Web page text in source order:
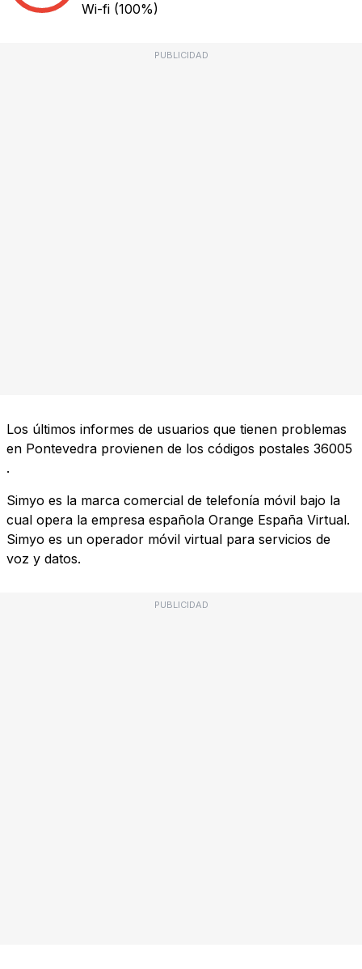
Wi-fi (100%)
PUBLICIDAD
Los últimos informes de usuarios que tienen problemas
en Pontevedra provienen de los códigos postales 36005
.
Simyo es la marca comercial de telefonía móvil bajo la
cual opera la empresa española Orange España Virtual.
Simyo es un operador móvil virtual para servicios de
voz y datos.
PUBLICIDAD